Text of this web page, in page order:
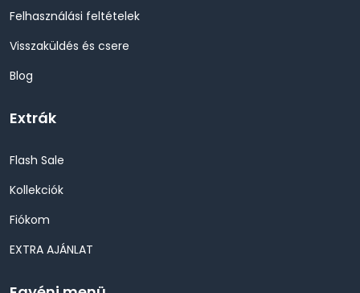
Felhasználási feltételek
Visszaküldés és csere
Blog
Extrák
Flash Sale
Kollekciók
Fiókom
EXTRA AJÁNLAT